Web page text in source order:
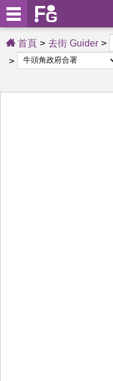
首頁 去街 Guider